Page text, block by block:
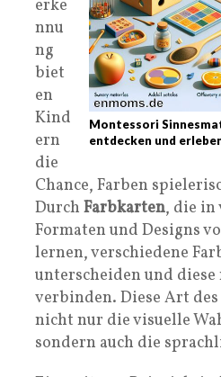
Montessori
entdecken und
erke
nnu
ng
biet
en
Kind
ern
die
Chance, Farben
Durch Farbkarten, die in
Formaten und Designs
lernen, verschiedene
unterscheiden und
verbinden. Diese Art
nicht nur die visuelle
sondern auch die